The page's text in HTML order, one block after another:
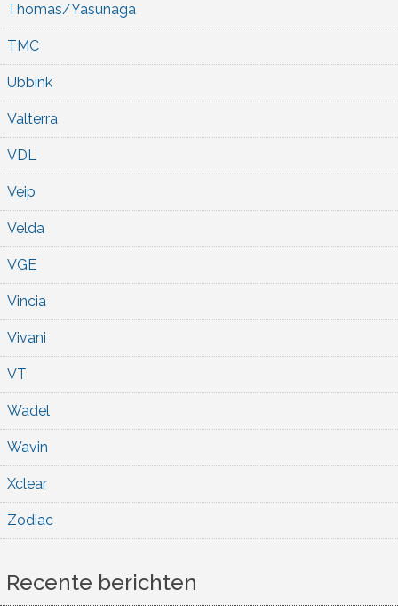
Thomas/Yasunaga
TMC
Ubbink
Valterra
VDL
Veip
Velda
VGE
Vincia
Vivani
VT
Wadel
Wavin
Xclear
Zodiac
Recente berichten